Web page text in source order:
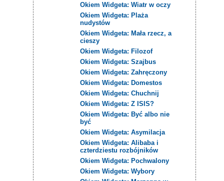
Okiem Widgeta: Wiatr w oczy
Okiem Widgeta: Plaża
nudystów
Okiem Widgeta: Mała rzecz, a
cieszy
Okiem Widgeta: Filozof
Okiem Widgeta: Szajbus
Okiem Widgeta: Zahręczony
Okiem Widgeta: Domestos
Okiem Widgeta: Chuchnij
Okiem Widgeta: Z ISIS?
Okiem Widgeta: Być albo nie
być
Okiem Widgeta: Asymilacja
Okiem Widgeta: Alibaba i
czterdziestu rozbójników
Okiem Widgeta: Pochwalony
Okiem Widgeta: Wybory